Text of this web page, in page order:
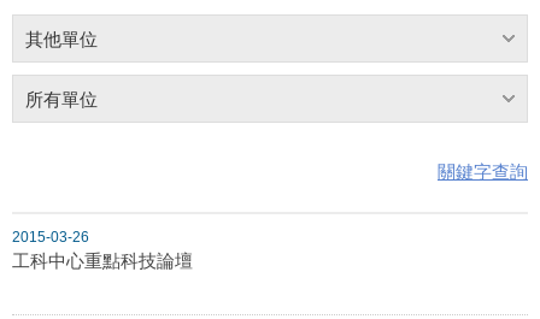
其他單位
所有單位
關鍵字查詢
2015-03-26
工科中心重點科技論壇